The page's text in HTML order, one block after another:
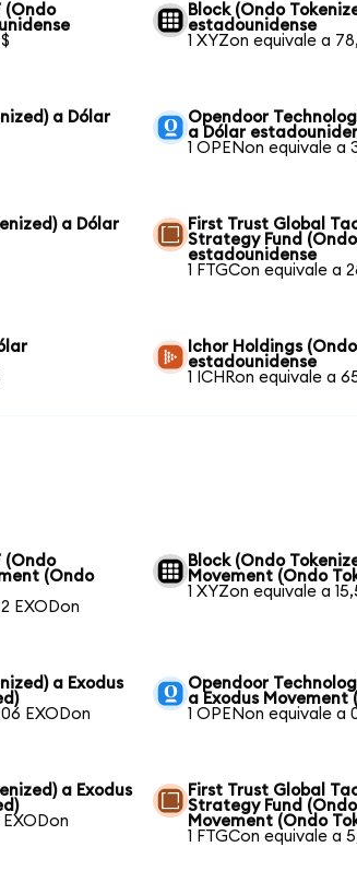
(Ondo
Block (Ondo
estadounidense
1 XYZon equivale a
a Dólar
Opendoor
a Dólar
1 OPENon equivale a
a Dólar
First Trust Global
Strategy Fund
estadounidense
1 FTGCon equivale a
Ichor Holdings
estadounidense
1 ICHRon equivale a
(Ondo
(Ondo
EXODon
Block (Ondo
Movement (Ondo
1 XYZon equivale a
a Exodus
EXODon
Opendoor
a Exodus Movement
1 OPENon equivale a
a Exodus
First Trust Global
Strategy Fund
Movement (Ondo
1 FTGCon equivale a